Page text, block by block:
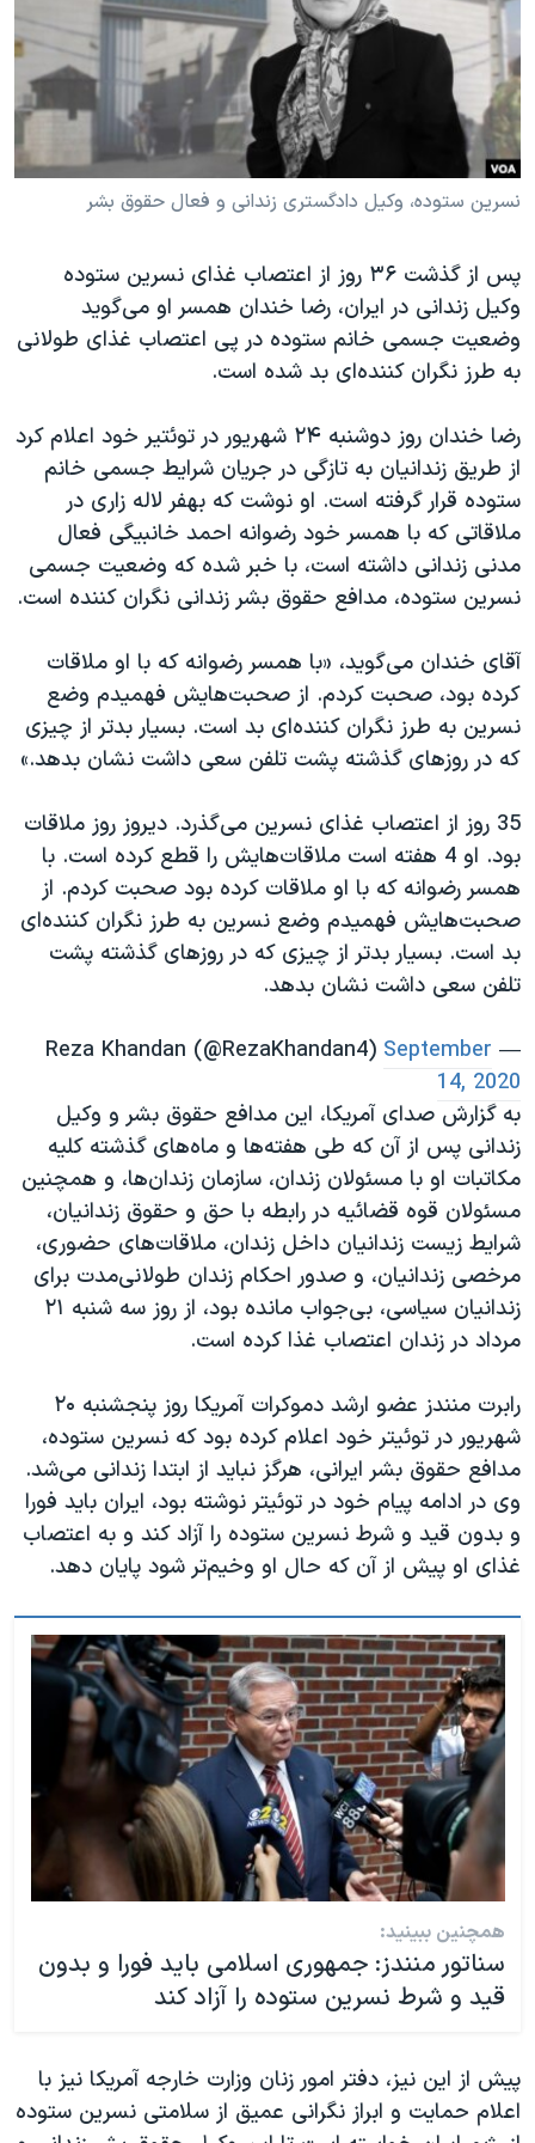
فرهنگ و زندگی
حقوق شهروندی
اقتصادی
علم و فناوری
اسرائیل در جنگ
آرشیو پخش زنده
مستندها
انتخابات ریاست جمهوری آمریکا ۲۰۲۴
حمله جمهوری اسلامی به اسرائیل
رمز مهسا
ورزش زنان در ایران
مجموعه مستندهای دادخواهی
تریبونال مردمی آبان ۹۸
دادگاه حمید نوری
قانون شفافیت دارائی کادر رهبری ایران
اعتراضات مردمی آبان ۹۸
اسرائیل در جنگ
نرگس محمدی برنده جایزه نوبل صلح
صفحه‌های ویژه
سفر پرزیدنت ترامپ به چین
دنبال کنید
زبانهای مختلف
نسرین ستوده،‌ وکیل دادگستری زندانی و فعال حقوق بشر
پس از گذشت ۳۶ روز از اعتصاب غذای نسرین ستوده
وکیل زندانی در ایران، رضا خندان همسر او می‌گوید
وضعیت جسمی خانم ستوده در پی اعتصاب غذای طولانی
به طرز نگران کننده‌ای بد شده است.
رضا خندان روز دوشنبه ۲۴ شهریور در توئتیر خود اعلام کرد
از طریق زندانیان به تازگی در جریان شرایط جسمی خانم
ستوده قرار گرفته است. او نوشت که بهفر لاله زاری در
ملاقاتی که با همسر خود رضوانه احمد خانبیگی فعال
مدنی زندانی داشته است، با خبر شده که وضعیت جسمی
نسرین ستوده،‌ مدافع حقوق بشر زندانی نگران کننده است.
آقای خندان می‌گوید، «با همسر رضوانه که با او ملاقات
کرده بود، صحبت کردم. از صحبت‌هایش فهمیدم وضع
نسرین به طرز نگران کننده‌ای بد است. بسیار بدتر از چیزی
که در روزهای گذشته پشت تلفن سعی داشت نشان بدهد.»
35 روز از اعتصاب غذای نسرین می‌گذرد. دیروز روز ملاقات
بود. او 4 هفته است ملاقات‌هایش را قطع کرده است. با
همسر رضوانه که با او ملاقات کرده بود صحبت کردم. از
صحبت‌هایش فهمیدم وضع نسرین به طرز نگران کننده‌ای
بد است. بسیار بدتر از چیزی که در روزهای گذشته پشت
تلفن سعی داشت نشان بدهد.
— Reza Khandan (@RezaKhandan4)
September
14, 2020
به گزارش صدای آمریکا، این مدافع حقوق بشر و وکیل
زندانی پس از آن که طی هفته‌ها و ماه‌های گذشته کلیه
مکاتبات او با مسئولان زندان، سازمان زندان‌ها، و همچنین
مسئولان قوه قضائیه در رابطه با حق و حقوق زندانیان،
شرایط زیست زندانیان داخل زندان، ملاقات‌های حضوری،
مرخصی زندانیان، و صدور احکام زندان طولانی‌‌مدت برای
زندانیان سیاسی، بی‌جواب مانده بود، از روز سه شنبه ۲۱
مرداد در زندان اعتصاب غذا کرده است.
رابرت منندز عضو ارشد دموکرات آمریکا روز پنجشنبه ۲۰
شهریور در توئیتر خود اعلام کرده بود که نسرین ستوده،
مدافع حقوق بشر ایرانی، هرگز نباید از ابتدا زندانی می‌شد.
وی در ادامه پیام خود در توئیتر نوشته بود،‌ ایران باید فورا
و بدون قید و شرط نسرین ستوده را آزاد کند و به اعتصاب
غذای او پیش از آن که حال او وخیم‌تر شود پایان دهد.
همچنین ببینید:
سناتور منندز: جمهوری اسلامی باید فورا و بدون
قید و شرط نسرین ستوده را آزاد کند
پیش از این نیز، دفتر امور زنان وزارت خارجه آمریکا نیز با
اعلام حمایت و ابراز نگرانی عمیق از سلامتی نسرین ستوده